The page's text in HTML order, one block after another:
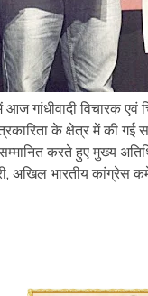
आज गांधीवादी विचारक
के क्षेत्र में की
करते हुए मुख्य
अखिल भारतीय कांग्रेस